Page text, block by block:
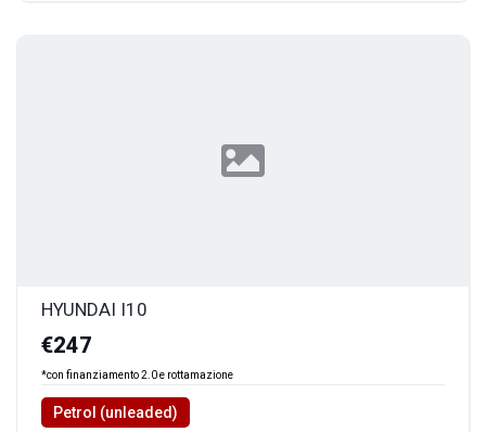
HYUNDAI I10
€247
*con finanziamento 2.0 e rottamazione
Petrol (unleaded)